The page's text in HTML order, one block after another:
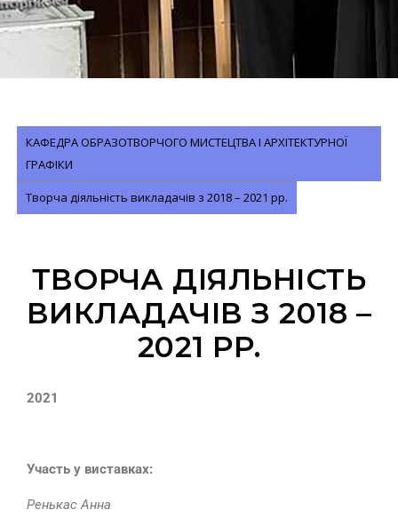
КАФЕДРА ОБРАЗОТВОРЧОГО МИСТЕЦТВА І АРХІТЕКТУРНОЇ
ГРАФІКИ
Творча діяльність викладачів з 2018 – 2021 рр.
ТВОРЧА ДІЯЛЬНІСТЬ
ВИКЛАДАЧІВ З 2018 –
2021 РР.
2021
Участь у виставках:
Ренькас Анна